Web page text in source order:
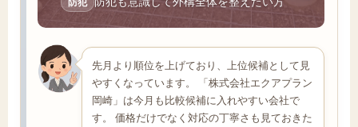
先月より順位を上げており、上位候補として見
やすくなっています。 「株式会社エクアプラン
岡崎」は今月も比較候補に入れやすい会社で
す。 価格だけでなく対応の丁寧さも見ておきた